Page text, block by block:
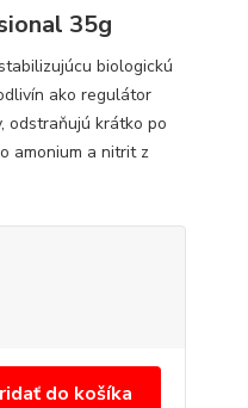
35g
biologickú
ako regulátor
odstraňujú krátko po
amonium a nitrit z
do košíka